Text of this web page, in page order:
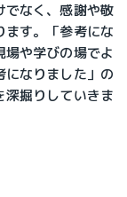
でなく、感謝や敬
ます。「参考にな
場や学びの場でよ
になりました」の
深掘りしていきま